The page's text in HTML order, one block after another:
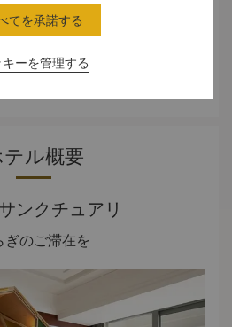

テル概要
ンクチュアリ
ぎのご滞在を
キーを管理する
てを承諾する